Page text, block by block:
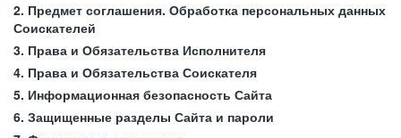
2. Предмет соглашения. Обработка персональных данных
Соискателей
3. Права и Обязательства Исполнителя
4. Права и Обязательства Соискателя
5. Информационная безопасность Сайта
6. Защищенные разделы Сайта и пароли